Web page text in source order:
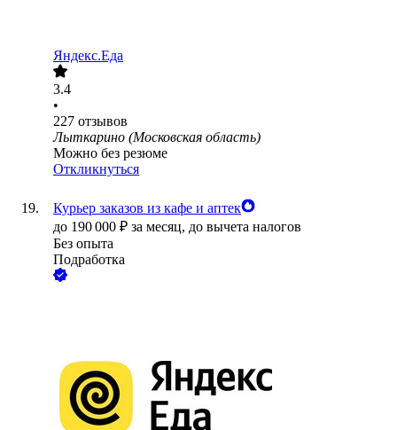
Яндекс.Еда
3.4
•
227 отзывов
Лыткарино (Московская область)
Можно без резюме
Откликнуться
Курьер заказов из кафе и аптек
до 190 000 ₽ за месяц, до вычета налогов
Без опыта
Подработка